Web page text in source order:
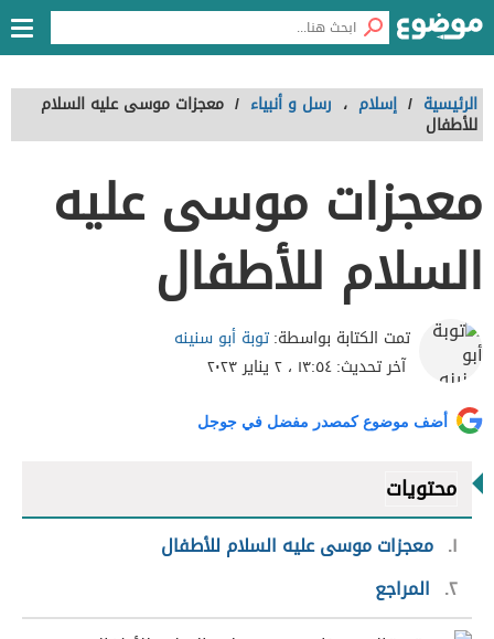
الرئيسية / إسلام ، رسل و أنبياء / معجزات موسى عليه السلام
للأطفال
معجزات موسى عليه
السلام للأطفال
تمت الكتابة بواسطة:توبة أبو سنينه
آخر تحديث:١٣:٥٤ ، ٢ يناير ٢٠٢٣
أضف موضوع كمصدر مفضل في جوجل
محتويات
١ معجزات موسى عليه السلام للأطفال
٢ المراجع